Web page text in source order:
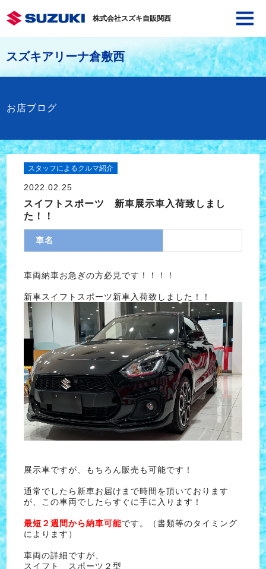
株式会社スズキ自販関西
スズキアリーナ倉敷西
お店ブログ
スタッフによるクルマ紹介
2022.02.25
スイフトスポーツ 新車展示車入荷致しまし
た！！
車名
車両納車お急ぎの方必見です！！！！
新車スイフトスポーツ新車入荷致しました！！
展示車ですが、もちろん販売も可能です！
通常でしたら新車お届けまで時間を頂いております
が、この車両でしたらすぐに手に入ります！
最短２週間から納車可能です。（書類等のタイミング
によります）
車両の詳細ですが、
スイフト スポーツ２型